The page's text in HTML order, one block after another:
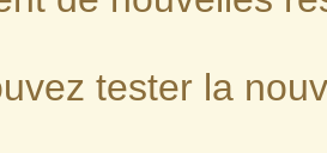
tester la